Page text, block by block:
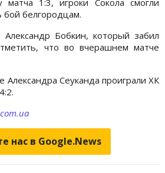
1:3, игроки Сокола смогли
бой белгородцам.
Александр Бобкин, который забил
что во вчерашнем матче
Александра Сеуканда проиграли ХК
нас в Google.News